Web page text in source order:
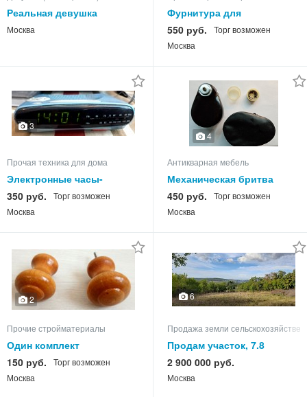
Реальная девушка
Москва
Фурнитура для
межкомнатных
деревянных дверей
550 руб.
Торг возможен
Москва
3
Прочая техника для дома
Электронные часы-
будильник с FM-радио
Vitek модель VT-3501
350 руб.
Торг возможен
Москва
4
Антикварная мебель
Механическая бритва
«Спутник» производства
СССР
450 руб.
Торг возможен
Москва
2
Прочие стройматериалы
Один комплект
деревянных дверных
ручек
150 руб.
Торг возможен
Москва
6
Продажа земли
Продам участок, 7.8
2 900 000 руб.
Москва